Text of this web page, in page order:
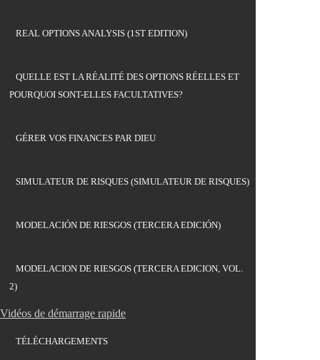
REAL OPTIONS ANALYSIS (1ST EDITION)
QUELLE EST LA RÉALITÉ DES OPTIONS RÉELLES ET
POURQUOI SONT-ELLES FACULTATIVES?
GÉRER VOS FINANCES PAR DIEU
SIMULATEUR DE RISQUES (SIMULATEUR DE RISQUES)
MODELACIÓN DE RIESGOS (TERCERA EDICIÓN)
MODELACION DE RIESGOS (TERCERA EDICION, VOL.
2)
Vidéos de démarrage rapide
TÉLÉCHARGEMENTS